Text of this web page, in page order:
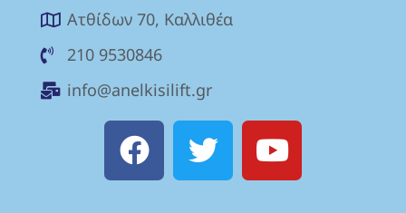
Ατθίδων 70, Καλλιθέα
210 9530846
info@anelkisilift.gr